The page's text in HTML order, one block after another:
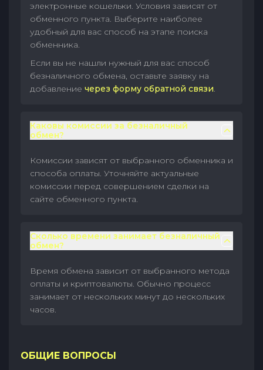
электронные кошельки. Условия зависят от
обменного пункта. Выберите наиболее
удобный для вас способ на этапе поиска
обменника.
Если вы не нашли нужный для вас способ
безналичного обмена, оставьте заявку на
добавление через форму обратной связи.
Каковы комиссии за безналичный
обмен?
Комиссии зависят от выбранного обменника и
способа оплаты. Уточняйте актуальные
комиссии перед совершением сделки на
сайте обменного пункта.
Сколько времени занимает безналичный
обмен?
Время обмена зависит от выбранного метода
оплаты и криптовалюты. Обычно процесс
занимает от нескольких минут до нескольких
часов.
ОБЩИЕ ВОПРОСЫ